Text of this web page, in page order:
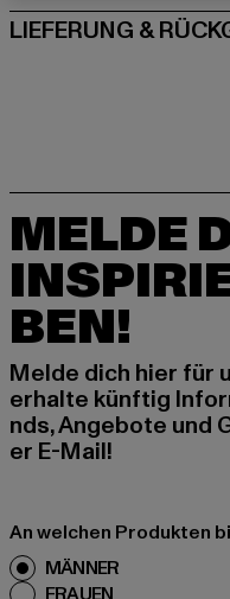
LIEFERUNG &
MELDE
BEN!
Melde dich hier für
erhalte künftig
nds, Angebote und
er E-Mail!
An welchen Produkten
MÄNNER